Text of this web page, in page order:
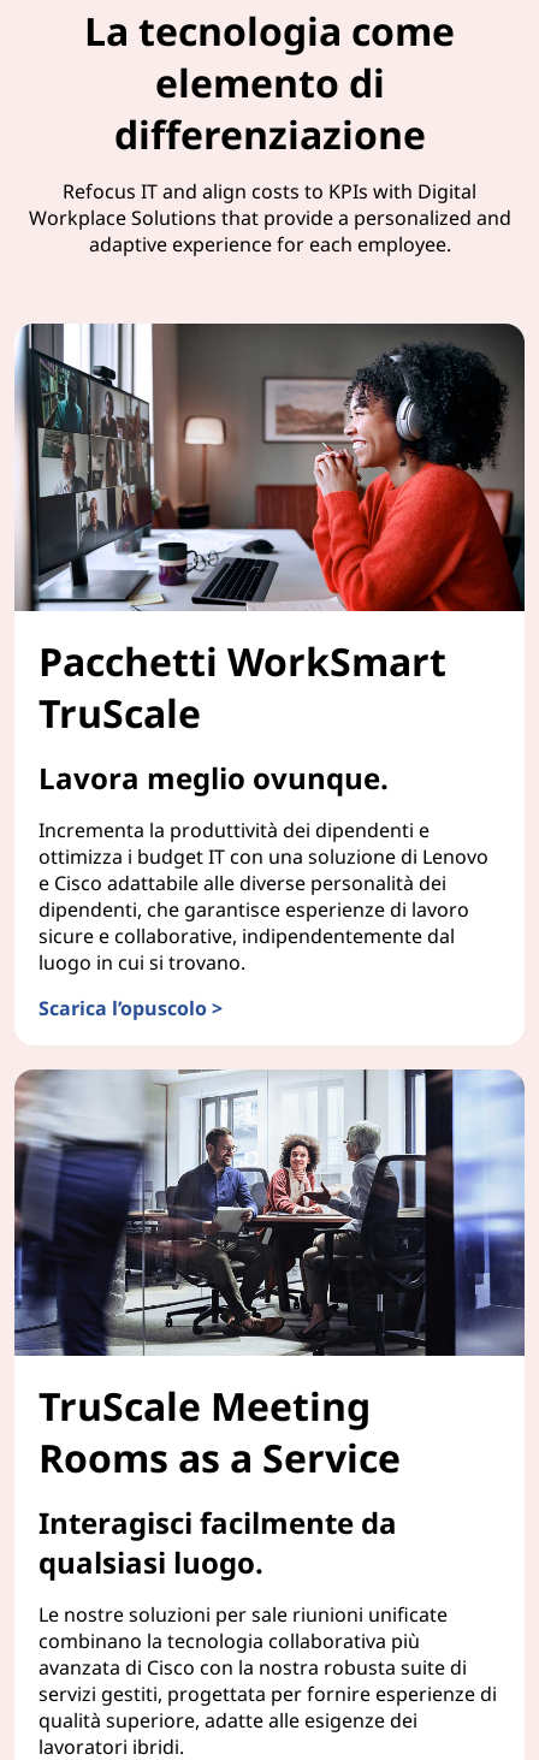
La tecnologia come
elemento di
differenziazione
Refocus IT and align costs to KPIs with Digital
Workplace Solutions that provide a personalized and
adaptive experience for each employee.
Pacchetti WorkSmart
TruScale
Lavora meglio ovunque.
Incrementa la produttività dei dipendenti e
ottimizza i budget IT con una soluzione di Lenovo
e Cisco adattabile alle diverse personalità dei
dipendenti, che garantisce esperienze di lavoro
sicure e collaborative, indipendentemente dal
luogo in cui si trovano.
Scarica l’opuscolo >
TruScale Meeting
Rooms as a Service
Interagisci facilmente da
qualsiasi luogo.
Le nostre soluzioni per sale riunioni unificate
combinano la tecnologia collaborativa più
avanzata di Cisco con la nostra robusta suite di
servizi gestiti, progettata per fornire esperienze di
qualità superiore, adatte alle esigenze dei
lavoratori ibridi.